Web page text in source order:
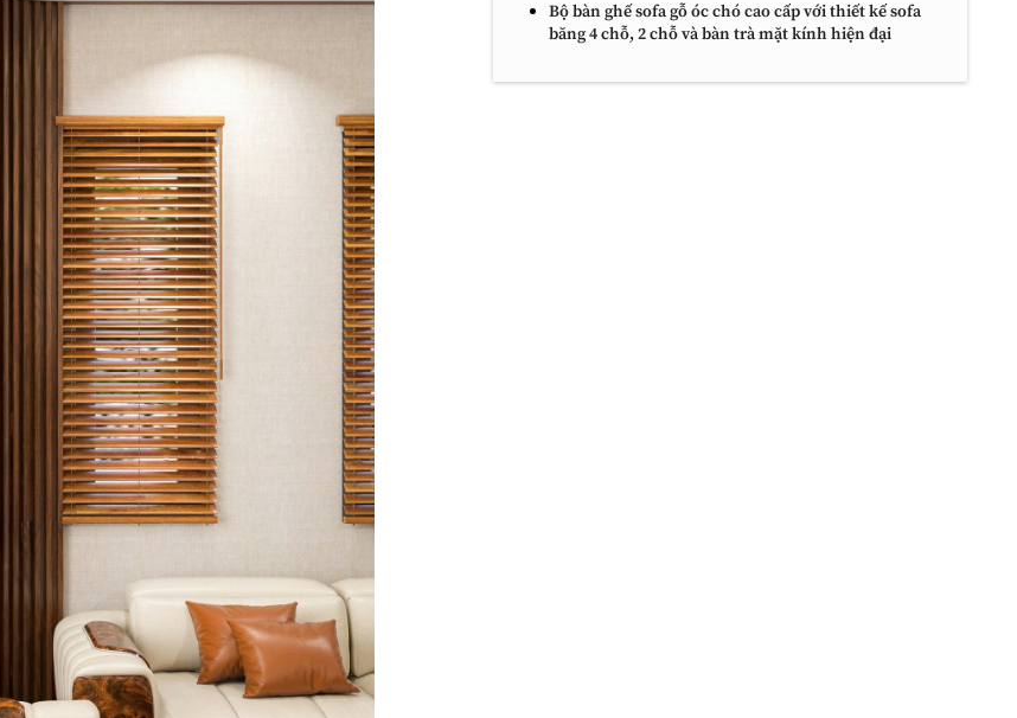
Bộ bàn ghế sofa gỗ óc chó cao cấp với thiết kế sofa
băng 4 chỗ, 2 chỗ và bàn trà mặt kính hiện đại